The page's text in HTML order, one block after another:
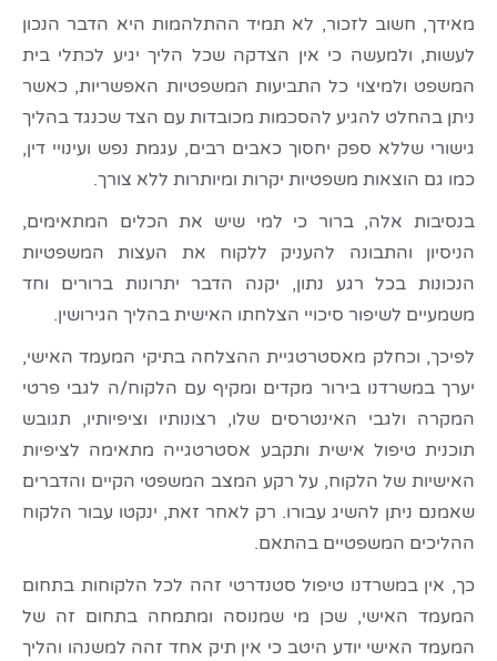
מאידך, חשוב לזכור, לא תמיד ההתלהמות היא הדבר הנכון
לעשות, ולמעשה כי אין הצדקה שכל הליך יגיע לכתלי בית
המשפט ולמיצוי כל התביעות המשפטיות האפשריות, כאשר
ניתן בהחלט להגיע להסכמות מכובדות עם הצד שכנגד בהליך
גישורי שללא ספק יחסוך כאבים רבים, עגמת נפש ועינויי דין,
כמו גם הוצאות משפטיות יקרות ומיותרות ללא צורך.
בנסיבות אלה, ברור כי למי שיש את הכלים המתאימים,
הניסיון והתבונה להעניק ללקוח את העצות המשפטיות
הנכונות בכל רגע נתון, יקנה הדבר יתרונות ברורים וחד
משמעיים לשיפור סיכויי הצלחתו האישית בהליך הגירושין.
לפיכך, וכחלק מאסטרטגיית ההצלחה בתיקי המעמד האישי,
יערך במשרדנו בירור מקדים ומקיף עם הלקוח/ה לגבי פרטי
המקרה ולגבי האינטרסים שלו, רצונותיו וציפיותיו, תגובש
תוכנית טיפול אישית ותקבע אסטרטגייה מתאימה לציפיות
האישיות של הלקוח, על רקע המצב המשפטי הקיים והדברים
שאמנם ניתן להשיג עבורו. רק לאחר זאת, ינקטו עבור הלקוח
ההליכים המשפטיים בהתאם.
כך, אין במשרדנו טיפול סטנדרטי זהה לכל הלקוחות בתחום
המעמד האישי, שכן מי שמנוסה ומתמחה בתחום זה של
המעמד האישי יודע היטב כי אין תיק אחד זהה למשנהו והליך